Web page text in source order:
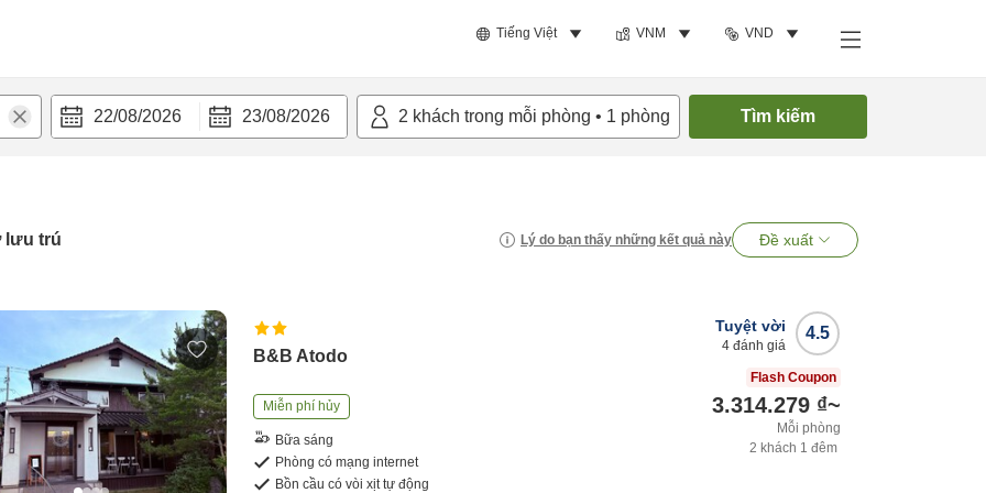
Tiếng Việt VNM VND
22/08/2026 23/08/2026 2 khách trong mỗi phòng • 1 phòng Tìm kiếm
lưu trú Lý do bạn thấy những kết quả này Đề xuất
B&B Atodo
Miễn phí hủy
Bữa sáng
Phòng có mạng internet
Bồn cầu có vòi xịt tự động
4.5
Tuyệt vời
4 đánh giá
Flash Coupon
3.314.279 ₫~
Mỗi phòng
2 khách 1 đêm